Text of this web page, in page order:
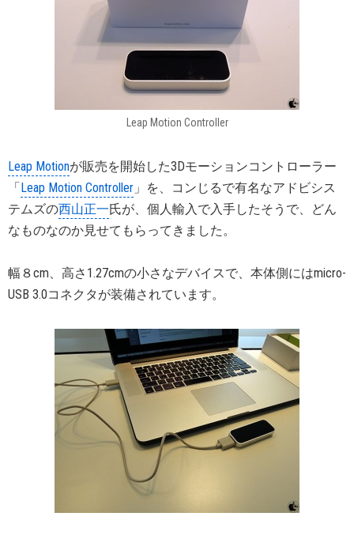
Leap Motion Controller
Leap Motionが販売を開始した3Dモーションコントローラー
「Leap Motion Controller 」を、コンじるで有名なアドビシス
テムズの西山正一氏が、個人輸入で入手したそうで、どん
なものなのか見せてもらってきました。
幅８cm、高さ1.27cmの小さなデバイスで、本体側にはmicro-
USB 3.0コネクタが装備されています。